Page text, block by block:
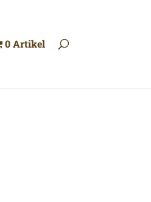
0 Artikel